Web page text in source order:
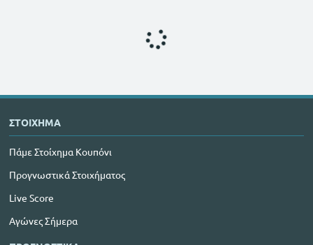
ΣΤΟΙΧΗΜΑ
Πάμε Στοίχημα Κουπόνι
Προγνωστικά Στοιχήματος
Live Score
Αγώνες Σήμερα